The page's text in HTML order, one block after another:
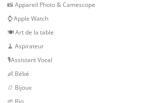
📸 Appareil Photo & Camescope
⌚ Apple Watch
🍽 Art de la table
🧹 Aspirateur
🎙Assistant Vocal
👶 Bébé
📿 Bijoux
🌱 Bio